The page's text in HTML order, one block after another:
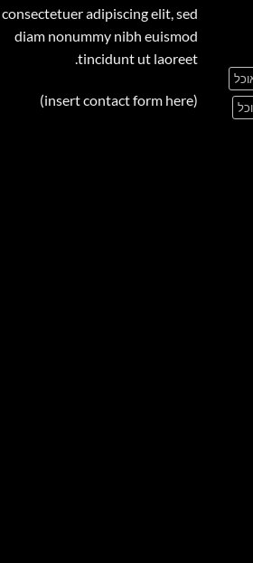
consectetuer adipiscing elit, sed
diam nonummy nibh euismod
tincidunt ut laoreet.
(insert contact form here)